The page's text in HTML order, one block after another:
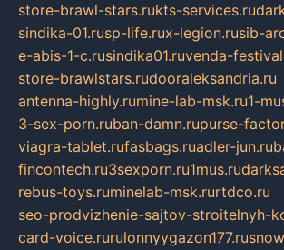
store-brawl-stars.rukts-services.ru
sindika-01.rusp-life.rux-legion.rusib-
e-abis-1-c.rusindika01.ruvenda-
store-brawlstars.rudooraleksandria.ru
antenna-highly.rumine-lab-msk.ru1-
3-sex-porn.ruban-damn.rupurse-
viagra-tablet.rufasbags.ruadler-jun.ru
fincontech.ru3sexporn.ru1mus.ru
rebus-toys.ruminelab-msk.rurtdco.ru
seo-prodvizhenie-sajtov-stroitelnyh-
card-voice.rurulonnyygazon177.ru